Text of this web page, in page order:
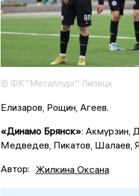
© ФК "Металлург" Липецк
Елизаров, Рощин, Агеев.
«Динамо Брянск»: Акмурзин,
Медведев, Пикатов, Шалаев,
Автор: Жилкина Оксана